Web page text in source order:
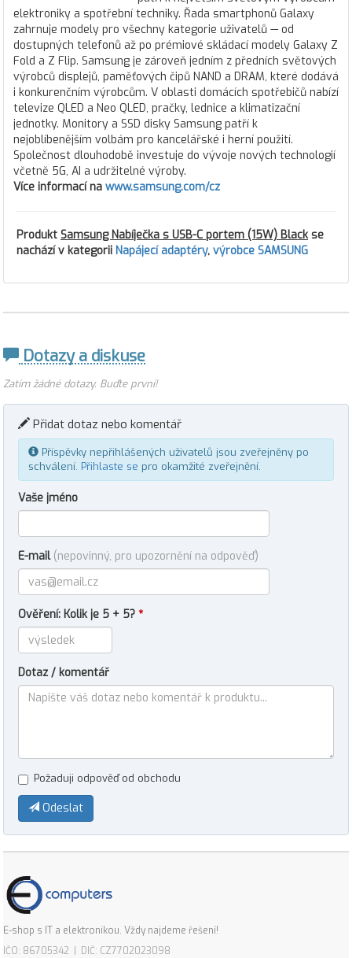
elektroniky a spotřební techniky. Řada smartphonů Galaxy
zahrnuje modely pro všechny kategorie uživatelů — od
dostupných telefonů až po prémiové skládací modely Galaxy Z
Fold a Z Flip. Samsung je zároveň jedním z předních světových
výrobců displejů, paměťových čipů NAND a DRAM, které dodává
i konkurenčním výrobcům. V oblasti domácích spotřebičů nabízí
televize QLED a Neo QLED, pračky, lednice a klimatizační
jednotky. Monitory a SSD disky Samsung patří k
nejoblíbenějším volbám pro kancelářské i herní použití.
Společnost dlouhodobě investuje do vývoje nových technologií
včetně 5G, AI a udržitelné výroby.
Více informací na www.samsung.com/cz
Produkt Samsung Nabíječka s USB-C portem (15W) Blackse
nachází v kategorii Napájecí adaptéry, výrobce SAMSUNG
Dotazy a diskuse
Zatím žádné dotazy. Buďte první!
Přidat dotaz nebo komentář
Příspěvky nepřihlášených uživatelů jsou zveřejněny po
schválení. Přihlaste se pro okamžité zveřejnění.
Vaše jméno
E-mail (nepovinný, pro upozornění na odpověď)
Ověření: Kolik je 5 + 5? *
Dotaz / komentář
Požaduji odpověď od obchodu
Odeslat
E-shop s IT a elektronikou. Vždy najdeme řešení!
IČO: 86705342 | DIČ: CZ7702023098